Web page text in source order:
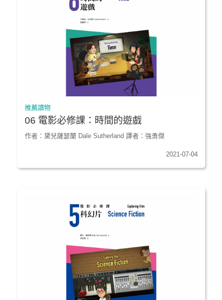
推薦讀物
06 電影必修課：時間的遊戲
作者：黛兒薩瑟蘭 Dale Sutherland 譯者：強勇傑
2021-07-04